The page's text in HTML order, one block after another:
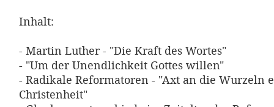
Inhalt:
- Martin Luther - "Die Kraft des Wortes"
- "Um der Unendlichkeit Gottes willen"
- Radikale Reformatoren - "Axt an die Wurzeln
Christenheit"